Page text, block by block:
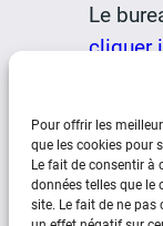
Pour offrir les
que les cookies pour
Le fait de consentir à
données telles que le
site. Le fait de ne
Le
cliquer